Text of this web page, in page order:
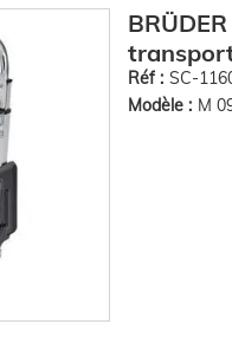
Réf : SC-
Modèle : M